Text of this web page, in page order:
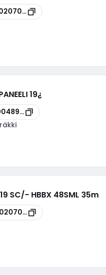
19¿
SC/- HBBX 48SML 35m